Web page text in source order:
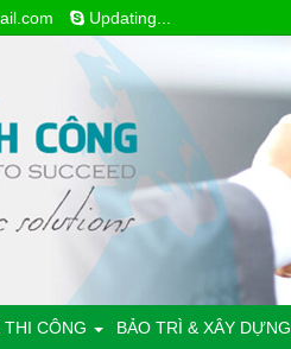
Updating...
CÔNG BẢO TRÌ & XÂY DỰNG